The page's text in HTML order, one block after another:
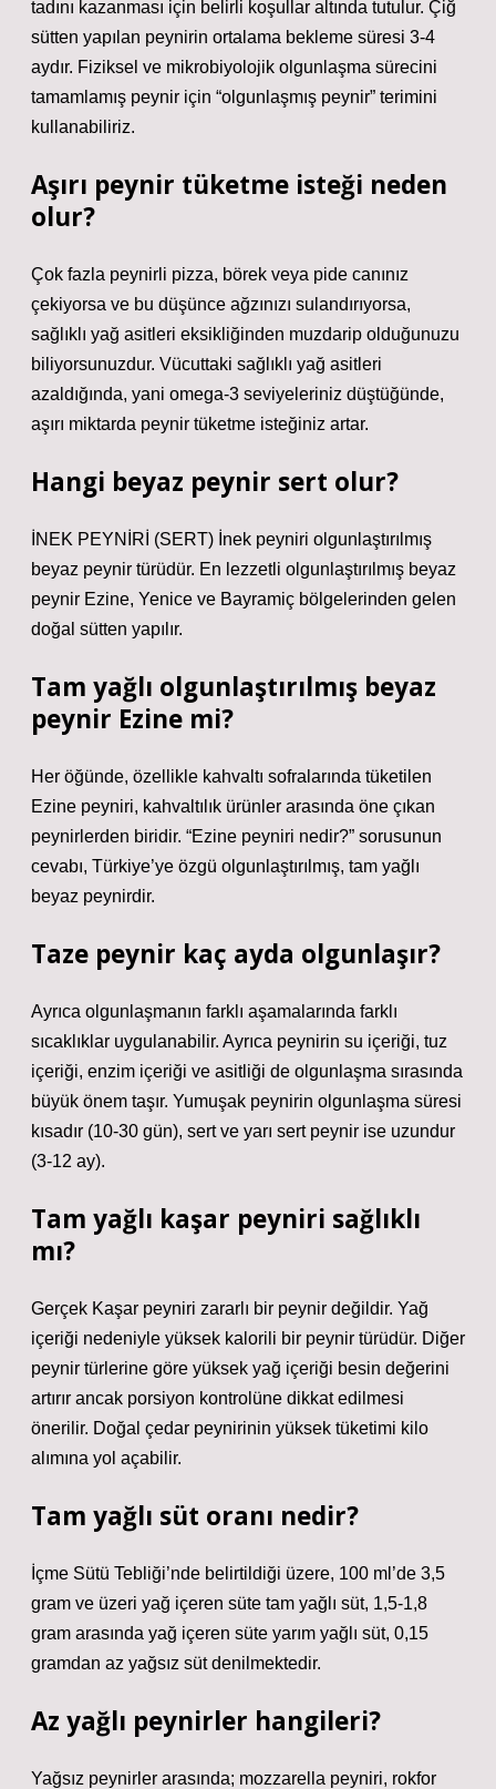
tadını kazanması için belirli koşullar altında tutulur. Çiğ
sütten yapılan peynirin ortalama bekleme süresi 3-4
aydır. Fiziksel ve mikrobiyolojik olgunlaşma sürecini
tamamlamış peynir için “olgunlaşmış peynir” terimini
kullanabiliriz.
Aşırı peynir tüketme isteği neden
olur?
Çok fazla peynirli pizza, börek veya pide canınız
çekiyorsa ve bu düşünce ağzınızı sulandırıyorsa,
sağlıklı yağ asitleri eksikliğinden muzdarip olduğunuzu
biliyorsunuzdur. Vücuttaki sağlıklı yağ asitleri
azaldığında, yani omega-3 seviyeleriniz düştüğünde,
aşırı miktarda peynir tüketme isteğiniz artar.
Hangi beyaz peynir sert olur?
İNEK PEYNİRİ (SERT) İnek peyniri olgunlaştırılmış
beyaz peynir türüdür. En lezzetli olgunlaştırılmış beyaz
peynir Ezine, Yenice ve Bayramiç bölgelerinden gelen
doğal sütten yapılır.
Tam yağlı olgunlaştırılmış beyaz
peynir Ezine mi?
Her öğünde, özellikle kahvaltı sofralarında tüketilen
Ezine peyniri, kahvaltılık ürünler arasında öne çıkan
peynirlerden biridir. “Ezine peyniri nedir?” sorusunun
cevabı, Türkiye’ye özgü olgunlaştırılmış, tam yağlı
beyaz peynirdir.
Taze peynir kaç ayda olgunlaşır?
Ayrıca olgunlaşmanın farklı aşamalarında farklı
sıcaklıklar uygulanabilir. Ayrıca peynirin su içeriği, tuz
içeriği, enzim içeriği ve asitliği de olgunlaşma sırasında
büyük önem taşır. Yumuşak peynirin olgunlaşma süresi
kısadır (10-30 gün), sert ve yarı sert peynir ise uzundur
(3-12 ay).
Tam yağlı kaşar peyniri sağlıklı
mı?
Gerçek Kaşar peyniri zararlı bir peynir değildir. Yağ
içeriği nedeniyle yüksek kalorili bir peynir türüdür. Diğer
peynir türlerine göre yüksek yağ içeriği besin değerini
artırır ancak porsiyon kontrolüne dikkat edilmesi
önerilir. Doğal çedar peynirinin yüksek tüketimi kilo
alımına yol açabilir.
Tam yağlı süt oranı nedir?
İçme Sütü Tebliği’nde belirtildiği üzere, 100 ml’de 3,5
gram ve üzeri yağ içeren süte tam yağlı süt, 1,5-1,8
gram arasında yağ içeren süte yarım yağlı süt, 0,15
gramdan az yağsız süt denilmektedir.
Az yağlı peynirler hangileri?
Yağsız peynirler arasında; mozzarella peyniri, rokfor